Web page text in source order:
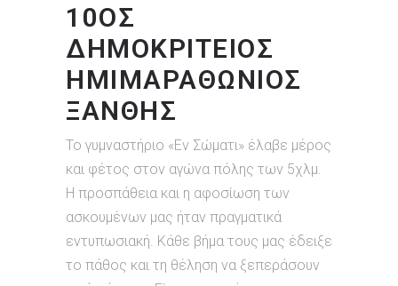
10ΟΣ
ΔΗΜΟΚΡΊΤΕΙΟΣ
ΗΜΙΜΑΡΑΘΏΝΙΟΣ
ΞΆΝΘΗΣ
Το γυμναστήριο «Εν Σώματι» έλαβε μέρος
και φέτος στον αγώνα πόλης των 5χλμ.
Η προσπάθεια και η αφοσίωση των
ασκουμένων μας ήταν πραγματικά
εντυπωσιακή. Κάθε βήμα τους μας έδειξε
το πάθος και τη θέληση να ξεπεράσουν